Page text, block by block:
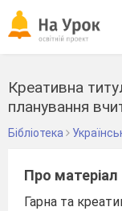
Креативна
планування
Бібліотека
Про матеріал
Гарна та